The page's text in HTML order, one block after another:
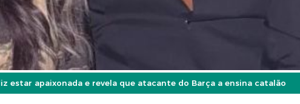
estar apaixonada e revela que atacante do Barça a ensina catalão